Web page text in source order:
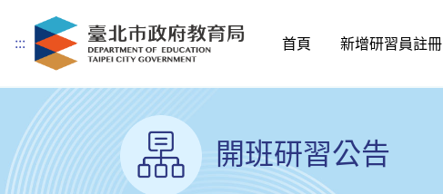
跳到主要內容
::: 首頁 新增研習員註冊
開班研習公告